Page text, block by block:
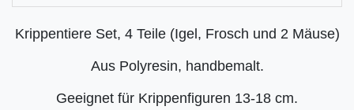
Krippentiere Set, 4 Teile (Igel, Frosch und 2 Mäuse)
Aus Polyresin, handbemalt.
Geeignet für Krippenfiguren 13-18 cm.